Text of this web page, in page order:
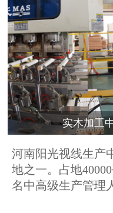
实木加工
河南阳光视线生产
地之一。占地
名中高级生产管理